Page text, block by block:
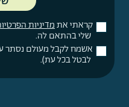
קראתי אתמדיניות
שלי בהתאם לה.
אשמח לקבל מעולם נסתר
לבטל בכל עת).